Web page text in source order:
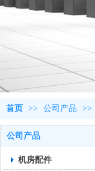
首页 >> 公司产品 >>
公司产品
机房配件